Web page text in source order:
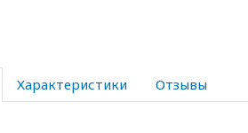
Характеристики Отзывы